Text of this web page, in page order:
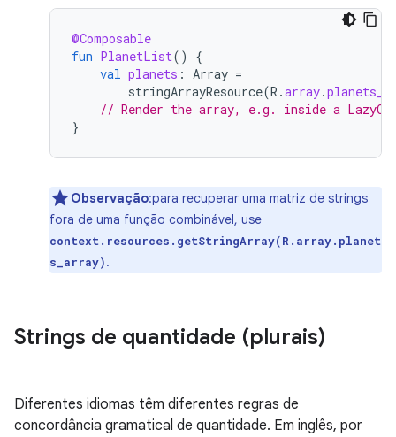
@Composable
fun PlanetList()
{
val planets : Array =
stringArrayResource(R .array.
// Render the array, e.g. inside a
}
Observação:para recuperar uma matriz de strings
fora de uma função combinável, use
context.resources.getStringArray(R.array.planet
s_array).
Strings de quantidade (plurais)
Diferentes idiomas têm diferentes regras de
concordância gramatical de quantidade. Em inglês, por